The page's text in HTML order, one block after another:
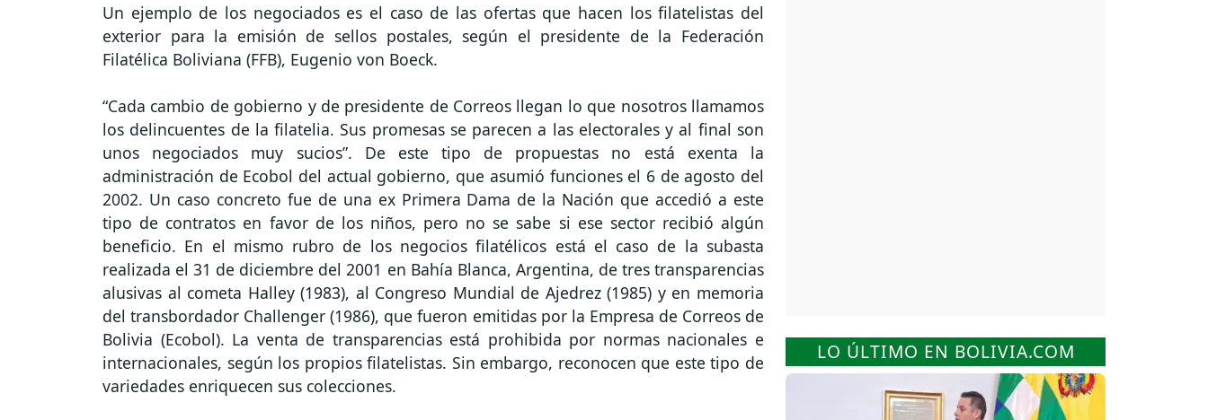
Un ejemplo de los negociados es el caso de las ofertas que hacen los filatelistas del
exterior para la emisión de sellos postales, según el presidente de la Federación
Filatélica Boliviana (FFB), Eugenio von Boeck.
“Cada cambio de gobierno y de presidente de Correos llegan lo que nosotros llamamos
los delincuentes de la filatelia. Sus promesas se parecen a las electorales y al final son
unos negociados muy sucios”. De este tipo de propuestas no está exenta la
administración de Ecobol del actual gobierno, que asumió funciones el 6 de agosto del
2002. Un caso concreto fue de una ex Primera Dama de la Nación que accedió a este
tipo de contratos en favor de los niños, pero no se sabe si ese sector recibió algún
beneficio. En el mismo rubro de los negocios filatélicos está el caso de la subasta
realizada el 31 de diciembre del 2001 en Bahía Blanca, Argentina, de tres transparencias
alusivas al cometa Halley (1983), al Congreso Mundial de Ajedrez (1985) y en memoria
del transbordador Challenger (1986), que fueron emitidas por la Empresa de Correos de
Bolivia (Ecobol). La venta de transparencias está prohibida por normas nacionales e
internacionales, según los propios filatelistas. Sin embargo, reconocen que este tipo de
variedades enriquecen sus colecciones.
LO ÚLTIMO EN BOLIVIA.COM